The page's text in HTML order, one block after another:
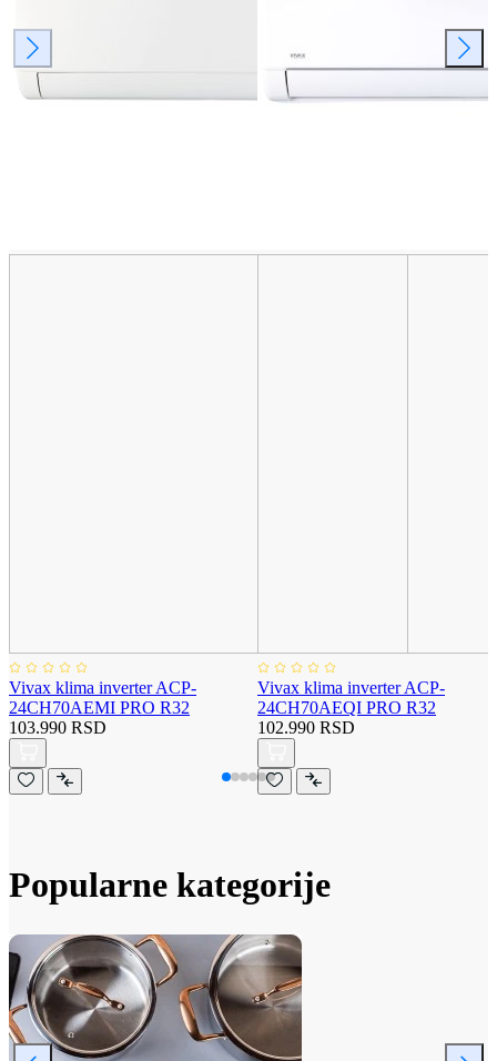
Vivax klima inverter ACP-
24CH70AEMI PRO R32
103.990 RSD
Vivax klima inverter ACP-
24CH70AEQI PRO R32
102.990 RSD
Popularne kategorije